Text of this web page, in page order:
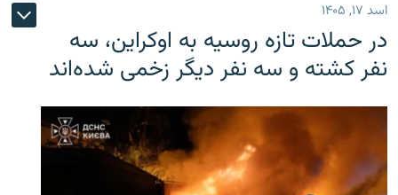
اسد ۱۷, ۱۴۰۵
در حملات تازه روسیه به اوکراین، سه
نفر کشته و سه نفر دیگر زخمی شده‌اند